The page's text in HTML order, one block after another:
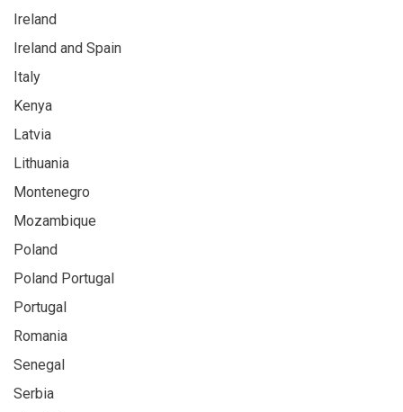
Ireland
Ireland and Spain
Italy
Kenya
Latvia
Lithuania
Montenegro
Mozambique
Poland
Poland Portugal
Portugal
Romania
Senegal
Serbia